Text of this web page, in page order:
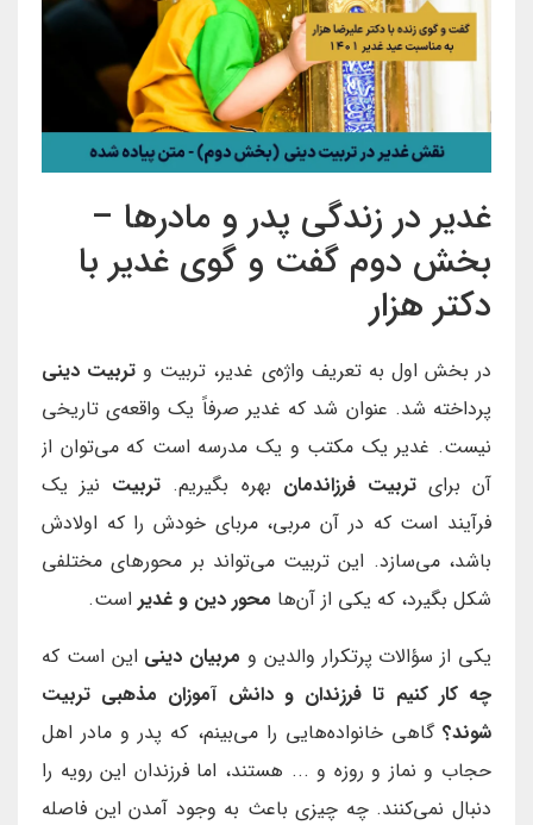
غدیر در زندگی پدر و مادرها –
بخش دوم گفت و گوی غدیر با
دکتر هزار
در بخش اول به تعریف واژه‌ی غدیر، تربیت و تربیت دینی
پرداخته شد. عنوان شد که غدیر صرفاً یک واقعه‌ی تاریخی
نیست. غدیر یک مکتب و یک مدرسه است که می‌توان از
آن برایتربیت فرزاندمان بهره بگیریم. تربیت نیز یک
فرآیند است که در آن مربی، مربای خودش را که اولادش
باشد، می‌سازد. این تربیت می‌تواند بر محور‌های مختلفی
شکل بگیرد، که یکی از آن‌ها محور دین و غدیر است.
یکی از سؤالات پرتکرار والدین و مربیان دینی این است که
چه کار کنیم تا فرزندان و دانش آموزان مذهبی تربیت
شوند؟ گاهی خانواده‌هایی را می‌بینم، که پدر و مادر اهل
حجاب و نماز و روزه و ... هستند، اما فرزندان این رویه را
دنبال نمی‌کنند. چه چیزی باعث به وجود آمدن این فاصله